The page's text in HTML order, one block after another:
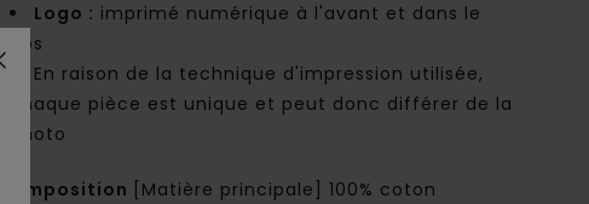
Logo : imprimé numérique à l'avant et dans le
dos
En raison de la technique d'impression utilisée,
chaque pièce est unique et peut donc différer de la
photo
Composition
[Matière principale] 100% coton